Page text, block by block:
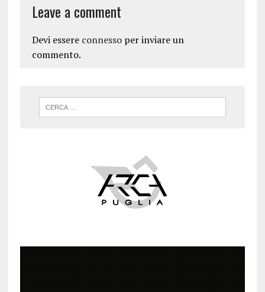
Leave a comment
Devi essere connessoper inviare un
commento.